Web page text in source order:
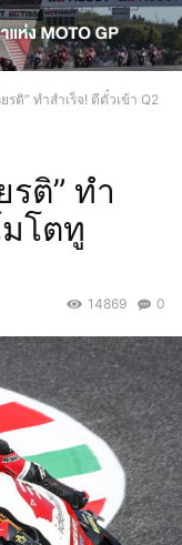
รติ” ทำสำเร็จ! ตีตั๋วเข้า Q2
ติ” ทำ
มโตทู
0
14869